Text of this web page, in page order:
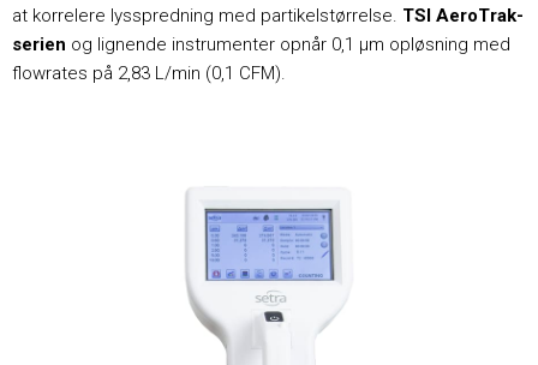
at korrelere lysspredning med partikelstørrelse. TSI AeroTrak-
serien og lignende instrumenter opnår 0,1 μm opløsning med
flowrates på 2,83 L/min (0,1 CFM).